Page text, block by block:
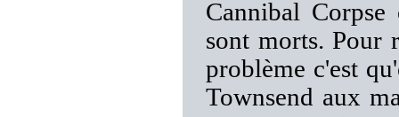
Cannibal
sont morts. Pour
problème c'est
Townsend aux